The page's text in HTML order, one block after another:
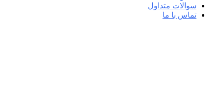
سوالات متداول
تماس با ما